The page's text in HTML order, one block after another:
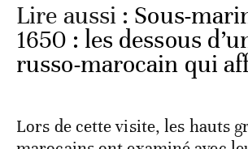
Lire aussi : Sous-
1650 : les dessous
russo-marocain qui
Lors de cette visite, les hauts